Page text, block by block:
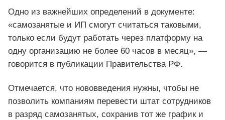
Одно из важнейших определений в документе:
«самозанятые и ИП смогут считаться таковыми,
только если будут работать через платформу на
одну организацию не более 60 часов в месяц», —
говорится в публикации Правительства РФ.
Отмечается, что нововведения нужны, чтобы не
позволить компаниям перевести штат сотрудников
в разряд самозанятых, сохранив тот же график и